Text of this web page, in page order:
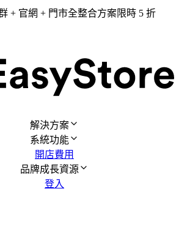
+ 官網 + 門市全整合方案限時 5 折
解決方案
系統功能
開店費用
品牌成長資源
登入